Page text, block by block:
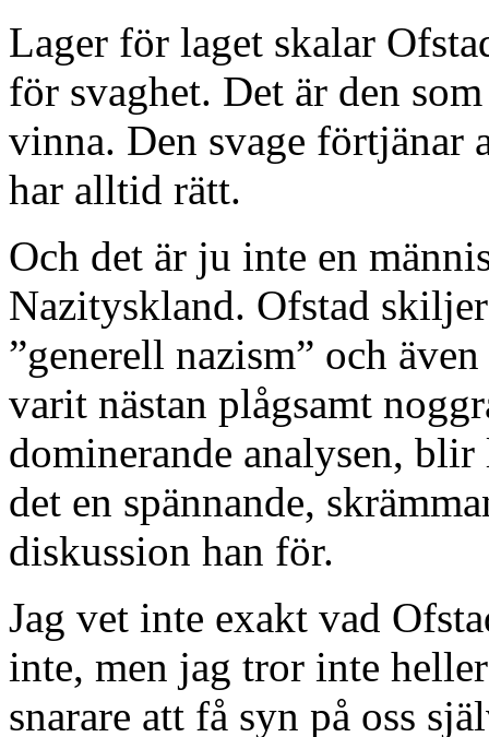
Lager för laget skalar
för svaghet. Det är den
vinna. Den svage förtjänar
har alltid rätt.
Och det är ju inte en
Nazityskland. Ofstad
”generell nazism” och
varit nästan plågsamt
dominerande analysen,
det en spännande,
diskussion han för.
Jag vet inte exakt vad
inte, men jag tror inte
snarare att få syn på oss